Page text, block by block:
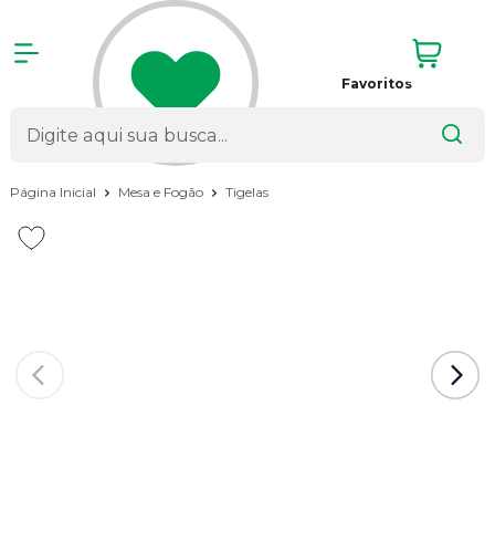
Favoritos
Página Inicial Mesa e Fogão Tigelas